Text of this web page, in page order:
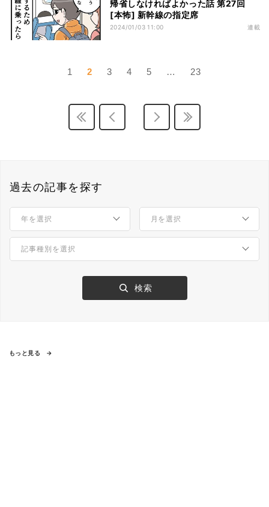
帰省しなければよかった話 第27回
[本怖] 新幹線の指定席
2024/01/03 11:00 連載
1 2 3 4 5 … 23
過去の記事を探す
もっと見る